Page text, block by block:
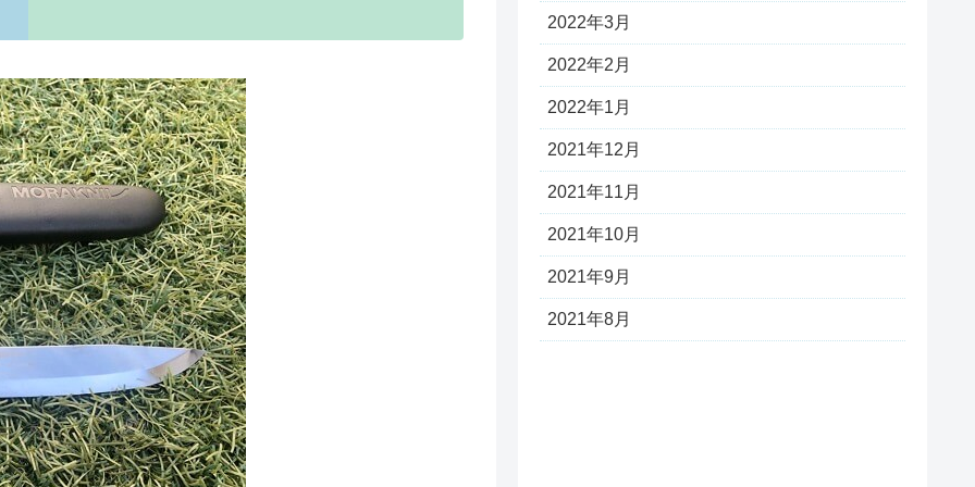
2022年3月
2022年2月
2022年1月
2021年12月
2021年11月
2021年10月
2021年9月
2021年8月